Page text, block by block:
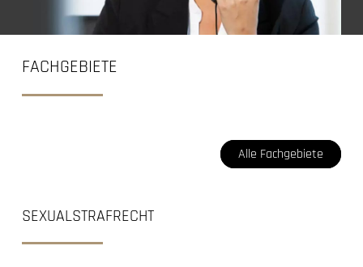
FACHGEBIETE
Alle Fachgebiete
SEXUALSTRAFRECHT